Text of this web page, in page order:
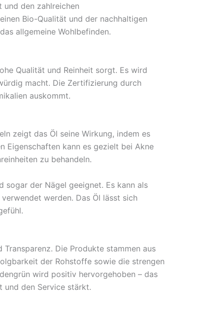
und den zahlreichen
Bio-Qualität und der nachhaltigen
allgemeine Wohlbefinden.
Qualität und Reinheit sorgt. Es wird
macht. Die Zertifizierung durch
auskommt.
zeigt das Öl seine Wirkung, indem es
Eigenschaften kann es gezielt bei Akne
zu behandeln.
sogar der Nägel geeignet. Es kann als
werden. Das Öl lässt sich
Die Produkte stammen aus
der Rohstoffe sowie die strengen
wird positiv hervorgehoben – das
und den Service stärkt.